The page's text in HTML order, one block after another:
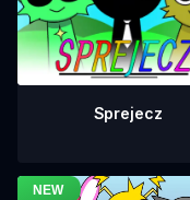
Sprejecz